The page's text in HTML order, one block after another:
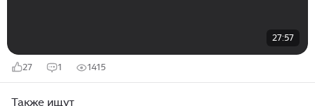
27:57
27 1 1415
Также ищут